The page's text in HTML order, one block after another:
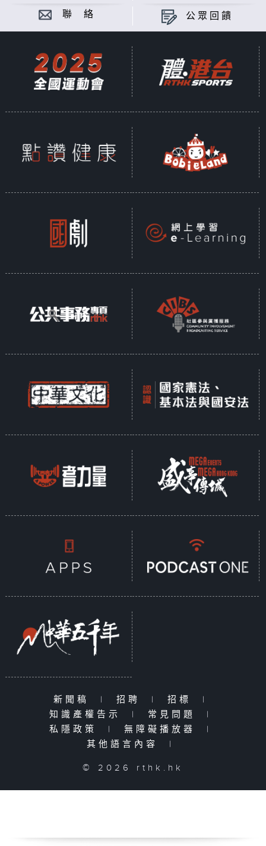
聯 絡 公眾回饋
新聞稿 | 招聘 | 招標
|
知識產權告示
| 常見問題
|
私隱政策
| 無障礙播放器
|
其他語言內容
|
© 2026 rthk.hk